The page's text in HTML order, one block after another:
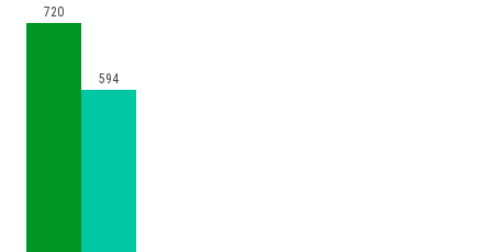
720
594